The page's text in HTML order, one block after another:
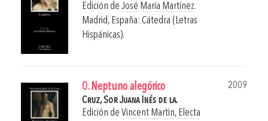
Edición de José María Martínez.
Madrid, España: Cátedra (Letras
Hispánicas).
0. Neptuno alegórico
2009
Cruz, Sor Juana Inés de la.
Edición de Vincent Martin, Electa